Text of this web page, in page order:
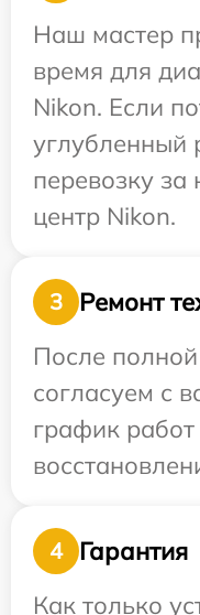
Наш мастер
время для
Nikon. Если
углубленный
перевозку за
центр Nikon.
3
Ремонт
После
согласуем с
график
4
Гарантия
Как только